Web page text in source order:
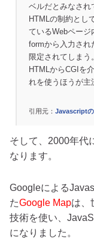
ベルだとみなされ
HTMLの制約とし
ているWebページ
formから入力され
限定されてしま
HTMLからCGIを
れを使うほうが主
引用元： Javascriptの
そして、2000年代
なります。
Googleによる
たGoogle Mapは、
技術を使い、
になりました。